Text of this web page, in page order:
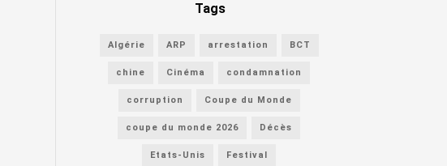
Tags
Algérie ARP arrestation BCT
chine Cinéma condamnation
corruption Coupe du Monde
coupe du monde 2026 Décès
Etats-Unis Festival